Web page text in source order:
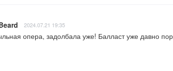
2024.07.21 19:35
опера, задолбала уже! Балласт уже давно